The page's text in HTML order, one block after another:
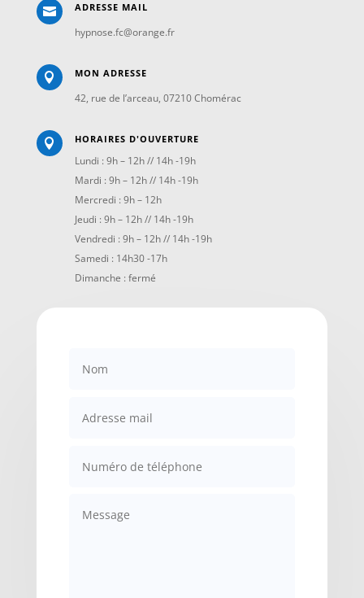
 ADRESSE MAIL
hypnose.fc@orange.fr
 MON ADRESSE
42, rue de l’arceau, 07210 Chomérac
 HORAIRES D'OUVERTURE
Lundi : 9h – 12h // 14h -19h
Mardi : 9h – 12h // 14h -19h
Mercredi : 9h – 12h
Jeudi : 9h – 12h // 14h -19h
Vendredi : 9h – 12h // 14h -19h
Samedi : 14h30 -17h
Dimanche : fermé